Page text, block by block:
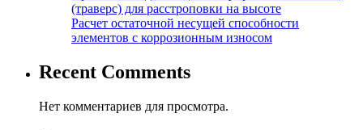
(траверс) для расстроповки на высоте
Расчет остаточной несущей способности
элементов с коррозионным износом
Recent Comments
Нет комментариев для просмотра.